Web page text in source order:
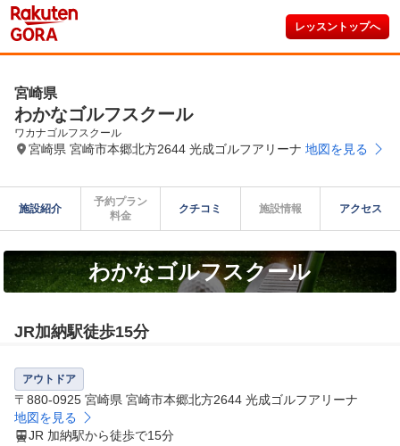
レッスントップへ
宮崎県
わかなゴルフスクール
ワカナゴルフスクール
宮崎県 宮崎市本郷北方2644 光成ゴルフアリーナ 地図を見る
施設紹介
予約プラン
料金
クチコミ 施設情報 アクセス
わかなゴルフスクール
JR加納駅徒歩15分
アウトドア
〒880-0925 宮崎県 宮崎市本郷北方2644 光成ゴルフアリーナ
地図を見る
JR 加納駅から徒歩で15分